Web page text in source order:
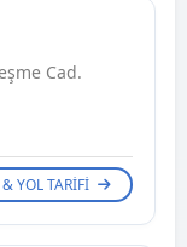
Cad.
& YOL TARIFI